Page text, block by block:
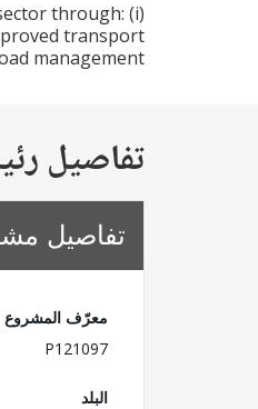
through: (i)
transport
management.
تفاصيل
تفاصيل
معرّف المشروع
P121097
البلد